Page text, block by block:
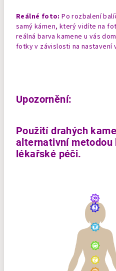
Reálné foto: Po rozbalení
samý kámen, který vidíte na
reálná barva kamene u vás
fotky v závislosti na nastavení
Upozornění:
Použití drahých
alternativní metodou
lékařské péči.